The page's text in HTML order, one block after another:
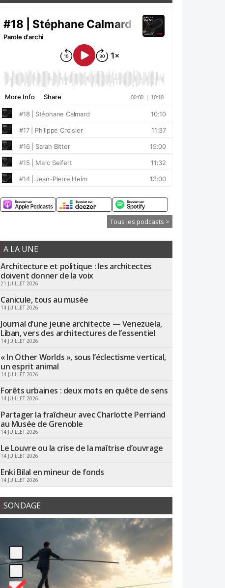
Tous les podcasts >
A LA UNE
Architecture et politique : les architectes
doivent donner de la voix
21 JUILLET 2026
Canicule, tous au musée
14 JUILLET 2026
Journal d’une jeune architecte — Venezuela,
Liban, vers des architectures de l’essentiel
14 JUILLET 2026
« In Other Worlds », sous l’éclectisme vertical,
un esprit animal
14 JUILLET 2026
Forêts urbaines : deux mots en quête de sens
14 JUILLET 2026
Partager la fraîcheur avec Charlotte Perriand
au Musée de Grenoble
14 JUILLET 2026
Le Louvre ou la crise de la maîtrise d’ouvrage
14 JUILLET 2026
Enki Bilal en mineur de fonds
14 JUILLET 2026
SONDAGE